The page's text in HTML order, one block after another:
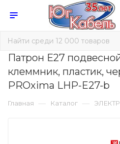
Патрон Е27
клеммник, пластик,
PROxima LHP-E27-b
Главная — Каталог —